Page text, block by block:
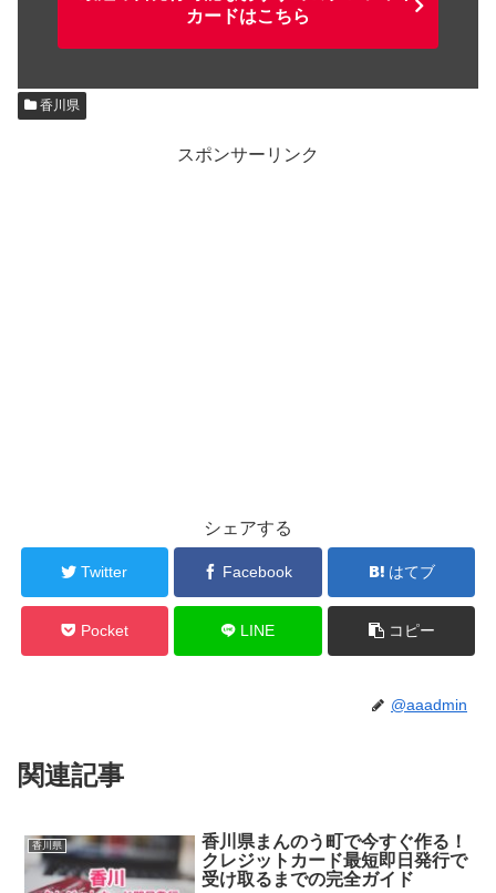
カードはこちら
香川県
スポンサーリンク
シェアする
Twitter Facebook はてブ
Pocket LINE コピー
@aaadmin
関連記事
香川県
香川県まんのう町で今すぐ作る！
クレジットカード最短即日発行で
受け取るまでの完全ガイド